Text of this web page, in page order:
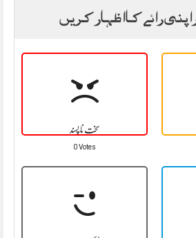
رائے کا اظہار کریں
سخت نا پسند
0 Votes